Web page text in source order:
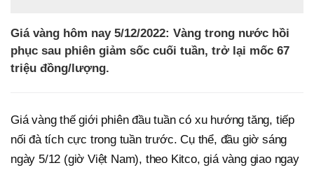
Giá vàng hôm nay 5/12/2022: Vàng trong nước hồi
phục sau phiên giảm sốc cuối tuần, trở lại mốc 67
triệu đồng/lượng.
Giá vàng thế giới phiên đầu tuần có xu hướng tăng, tiếp
nối đà tích cực trong tuần trước. Cụ thể, đầu giờ sáng
ngày 5/12 (giờ Việt Nam), theo‏‏ Kitco, giá vàng giao ngay